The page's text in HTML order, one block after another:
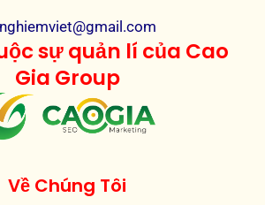
sự quản lí của Cao
Gia Group
Về Chúng Tôi